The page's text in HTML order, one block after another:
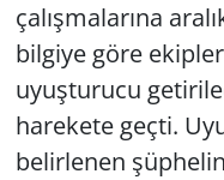
çalışmalarına
bilgiye göre
uyuşturucu
harekete geçti.
belirlenen